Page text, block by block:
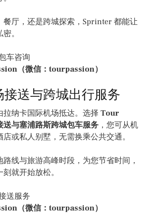
餐厅，还是跨城探索，Sprinter 都能让
。
车咨询
（微信：tourpassion）
送与跨城出行服务
拉纳卡国际机场抵达。选择 Tour
与塞浦路斯跨城包车服务 ，您可从机
或私人别墅，无需换乘公共交通。
线与旅游高峰时段，为您节省时间，
就开始放松。
送服务
（微信：tourpassion）